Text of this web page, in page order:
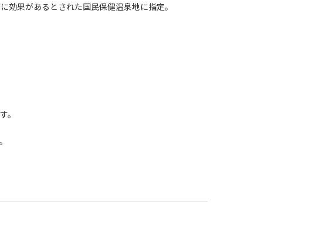
果があるとされた国民保健温泉地に指定。
。